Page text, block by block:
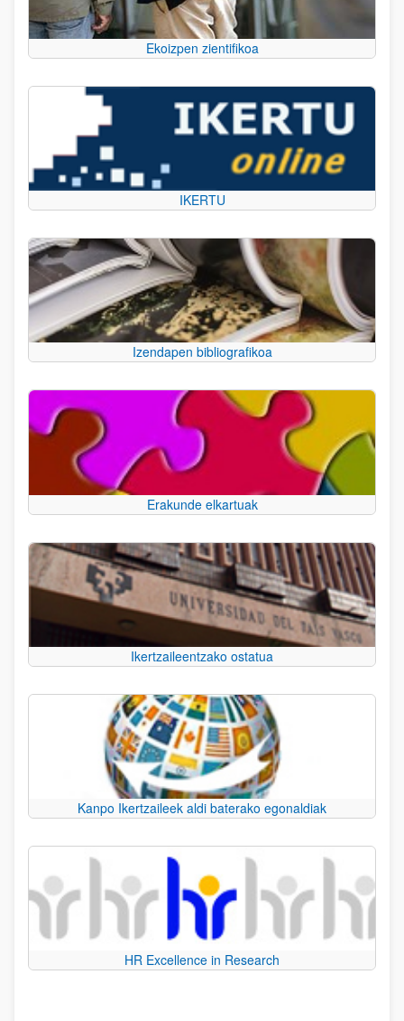
Ekoizpen zientifikoa
IKERTU
Izendapen bibliografikoa
Erakunde elkartuak
Ikertzaileentzako ostatua
Kanpo Ikertzaileek aldi baterako egonaldiak
HR Excellence in Research